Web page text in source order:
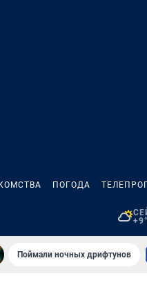
ПОГОДА
Поймали ночных дрифтунов